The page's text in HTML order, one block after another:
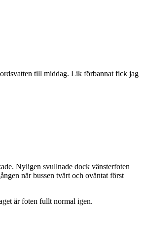
till middag. Lik förbannat fick jag
Nyligen svullnade dock vänsterfoten
när bussen tvärt och oväntat först
är foten fullt normal igen.